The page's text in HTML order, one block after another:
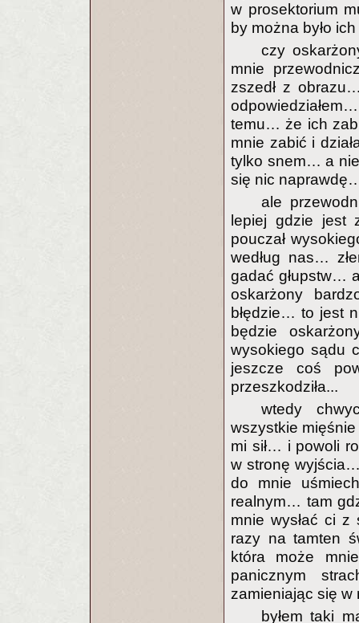
w prosektorium
by można było
czy
mnie
zszedł z
temu… że ich
mnie zabić i
tylko snem… a
się nic
ale
lepiej gdzie jest
pouczał
według nas…
gadać głupstw…
oskarżony
błędzie… to jest
będzie
wysokiego sądu
jeszcze coś
przeszkodziła...
wtedy
wszystkie
mi sił… i powoli
w stronę
do mnie
realnym… tam
mnie wysłać ci
razy na tamten
która może
panicznym
zamieniając się w
byłem taki